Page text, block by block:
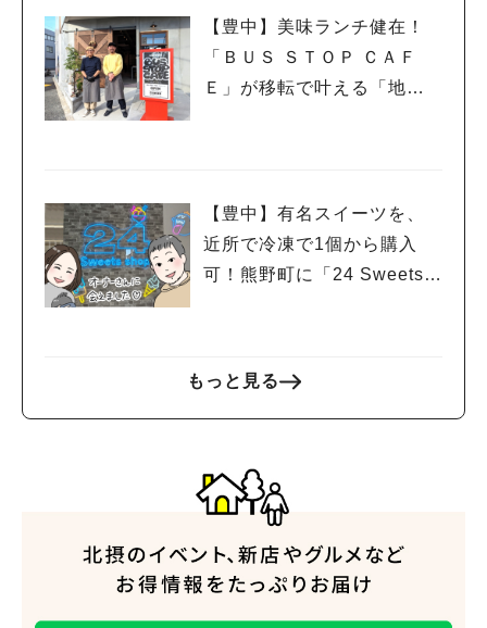
【豊中】美味ランチ健在！
「ＢＵＳ ＳＴＯＰ ＣＡＦ
Ｅ」が移転で叶える「地域
【豊中】有名スイーツを、
近所で冷凍で1個から購入
可！熊野町に「24 Sweets s
もっと見る
#教えたい／教えて投稿記事 #大阪学院大 商品開発プロジェクト
#あなたはどっち？